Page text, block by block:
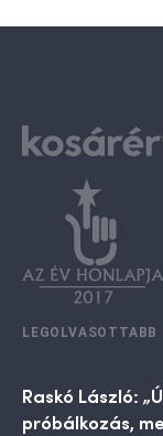
LEGOLVASOTTABB
Raskó László:
próbálkozás,